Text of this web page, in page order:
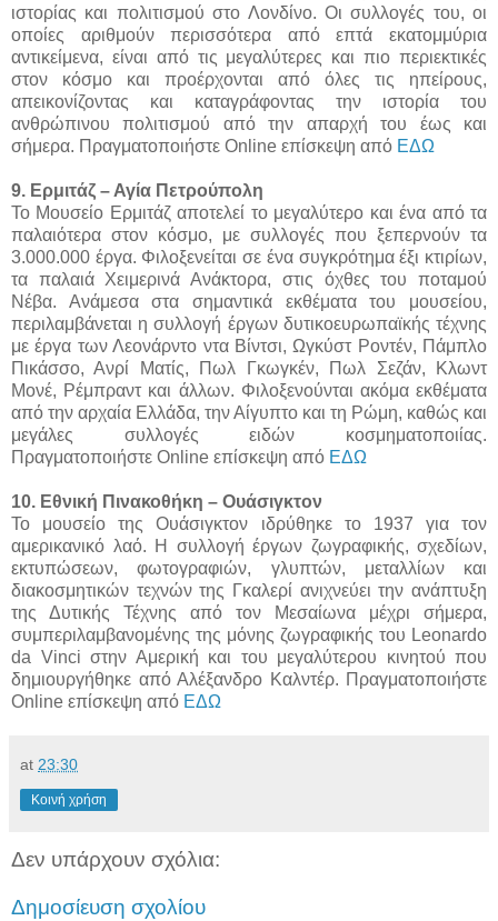
ιστορίας και πολιτισμού στο Λονδίνο. Οι συλλογές του, οι
οποίες αριθμούν περισσότερα από επτά εκατομμύρια
αντικείμενα, είναι από τις μεγαλύτερες και πιο περιεκτικές
στον κόσμο και προέρχονται από όλες τις ηπείρους,
απεικονίζοντας και καταγράφοντας την ιστορία του
ανθρώπινου πολιτισμού από την απαρχή του έως και
σήμερα. Πραγματοποιήστε Online επίσκεψη από ΕΔΩ
9. Ερμιτάζ – Αγία Πετρούπολη
Το Μουσείο Ερμιτάζ αποτελεί το μεγαλύτερο και ένα από τα
παλαιότερα στον κόσμο, με συλλογές που ξεπερνούν τα
3.000.000 έργα. Φιλοξενείται σε ένα συγκρότημα έξι κτιρίων,
τα παλαιά Χειμερινά Ανάκτορα, στις όχθες του ποταμού
Νέβα. Ανάμεσα στα σημαντικά εκθέματα του μουσείου,
περιλαμβάνεται η συλλογή έργων δυτικοευρωπαϊκής τέχνης
με έργα των Λεονάρντο ντα Βίντσι, Ωγκύστ Ροντέν, Πάμπλο
Πικάσσο, Ανρί Ματίς, Πωλ Γκωγκέν, Πωλ Σεζάν, Κλωντ
Μονέ, Ρέμπραντ και άλλων. Φιλοξενούνται ακόμα εκθέματα
από την αρχαία Ελλάδα, την Αίγυπτο και τη Ρώμη, καθώς και
μεγάλες συλλογές ειδών κοσμηματοποιίας.
Πραγματοποιήστε Online επίσκεψη από ΕΔΩ
10. Εθνική Πινακοθήκη – Ουάσιγκτον
Το μουσείο της Ουάσιγκτον ιδρύθηκε το 1937 για τον
αμερικανικό λαό. Η συλλογή έργων ζωγραφικής, σχεδίων,
εκτυπώσεων, φωτογραφιών, γλυπτών, μεταλλίων και
διακοσμητικών τεχνών της Γκαλερί ανιχνεύει την ανάπτυξη
της Δυτικής Τέχνης από τον Μεσαίωνα μέχρι σήμερα,
συμπεριλαμβανομένης της μόνης ζωγραφικής του Leonardo
da Vinci στην Αμερική και του μεγαλύτερου κινητού που
δημιουργήθηκε από Αλέξανδρο Καλντέρ. Πραγματοποιήστε
Online επίσκεψη από ΕΔΩ
at 23:30
Κοινή χρήση
Δεν υπάρχουν σχόλια:
Δημοσίευση σχολίου